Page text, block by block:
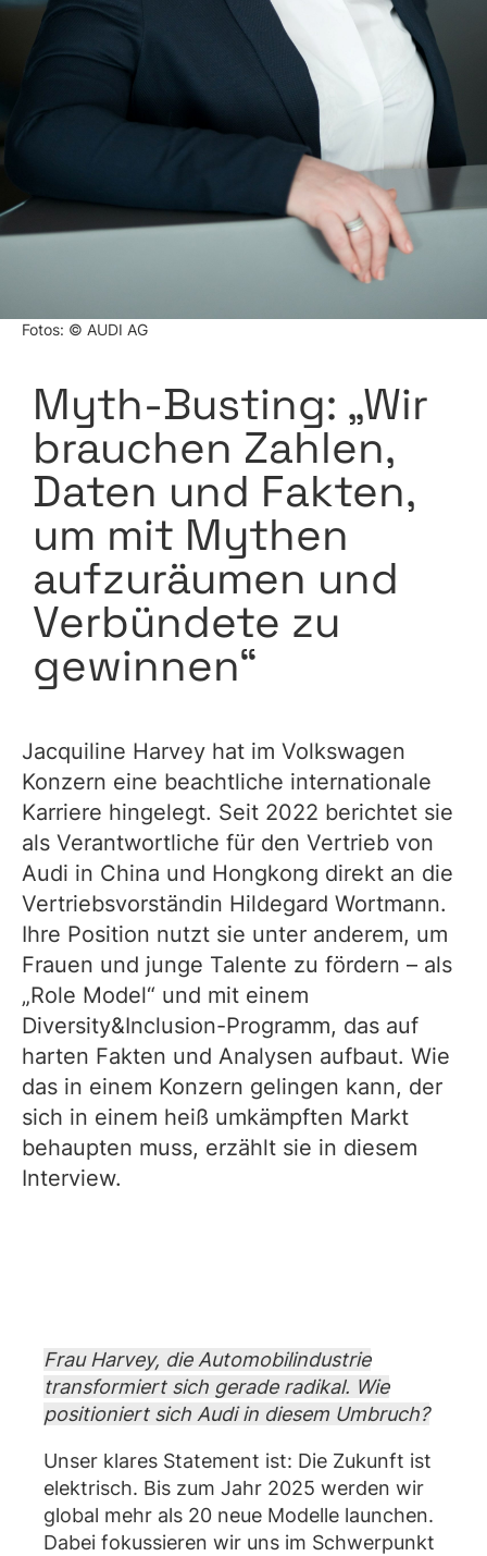
Fotos: © AUDI AG
Myth-Busting: „Wir
brauchen Zahlen,
Daten und Fakten,
um mit Mythen
aufzuräumen und
Verbündete zu
gewinnen“
Jacquiline Harvey hat im Volkswagen
Konzern eine beachtliche internationale
Karriere hingelegt. Seit 2022 berichtet sie
als Verantwortliche für den Vertrieb von
Audi in China und Hongkong direkt an die
Vertriebsvorständin Hildegard Wortmann.
Ihre Position nutzt sie unter anderem, um
Frauen und junge Talente zu fördern – als
„Role Model“ und mit einem
Diversity&Inclusion-Programm, das auf
harten Fakten und Analysen aufbaut. Wie
das in einem Konzern gelingen kann, der
sich in einem heiß umkämpften Markt
behaupten muss, erzählt sie in diesem
Interview.
Frau Harvey, die Automobilindustrie
transformiert sich gerade radikal. Wie
positioniert sich Audi in diesem Umbruch?
Unser klares Statement ist: Die Zukunft ist
elektrisch. Bis zum Jahr 2025 werden wir
global mehr als 20 neue Modelle launchen.
Dabei fokussieren wir uns im Schwerpunkt